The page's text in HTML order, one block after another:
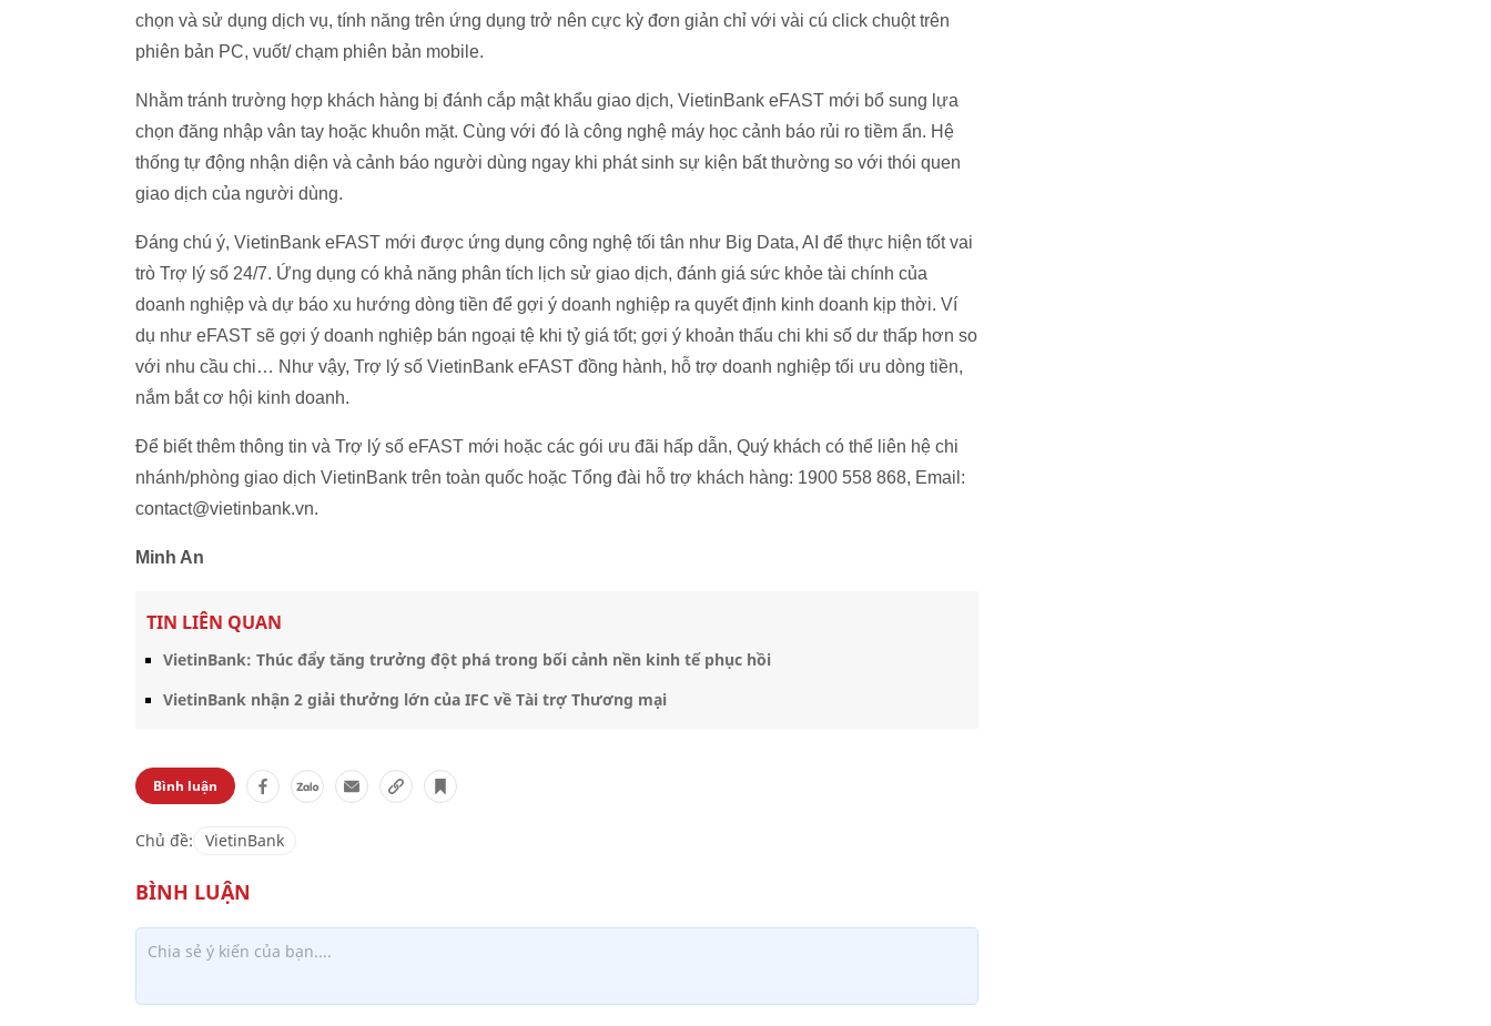
chọn và sử dụng dịch vụ, tính năng trên ứng dụng trở nên cực kỳ đơn giản chỉ với vài cú click chuột trên
phiên bản PC, vuốt/ chạm phiên bản mobile.
Nhằm tránh trường hợp khách hàng bị đánh cắp mật khẩu giao dịch, VietinBank eFAST mới bổ sung lựa
chọn đăng nhập vân tay hoặc khuôn mặt. Cùng với đó là công nghệ máy học cảnh báo rủi ro tiềm ẩn. Hệ
thống tự động nhận diện và cảnh báo người dùng ngay khi phát sinh sự kiện bất thường so với thói quen
giao dịch của người dùng.
Đáng chú ý, VietinBank eFAST mới được ứng dụng công nghệ tối tân như Big Data, AI để thực hiện tốt vai
trò Trợ lý số 24/7. Ứng dụng có khả năng phân tích lịch sử giao dịch, đánh giá sức khỏe tài chính của
doanh nghiệp và dự báo xu hướng dòng tiền để gợi ý doanh nghiệp ra quyết định kinh doanh kịp thời. Ví
dụ như eFAST sẽ gợi ý doanh nghiệp bán ngoại tệ khi tỷ giá tốt; gợi ý khoản thấu chi khi số dư thấp hơn so
với nhu cầu chi… Như vậy, Trợ lý số VietinBank eFAST đồng hành, hỗ trợ doanh nghiệp tối ưu dòng tiền,
nắm bắt cơ hội kinh doanh.
Để biết thêm thông tin và Trợ lý số eFAST mới hoặc các gói ưu đãi hấp dẫn, Quý khách có thể liên hệ chi
nhánh/phòng giao dịch VietinBank trên toàn quốc hoặc Tổng đài hỗ trợ khách hàng: 1900 558 868, Email:
contact@vietinbank.vn.
Minh An
TIN LIÊN QUAN
VietinBank: Thúc đẩy tăng trưởng đột phá trong bối cảnh nền kinh tế phục hồi
VietinBank nhận 2 giải thưởng lớn của IFC về Tài trợ Thương mại
Bình luận
Chủ đề: VietinBank